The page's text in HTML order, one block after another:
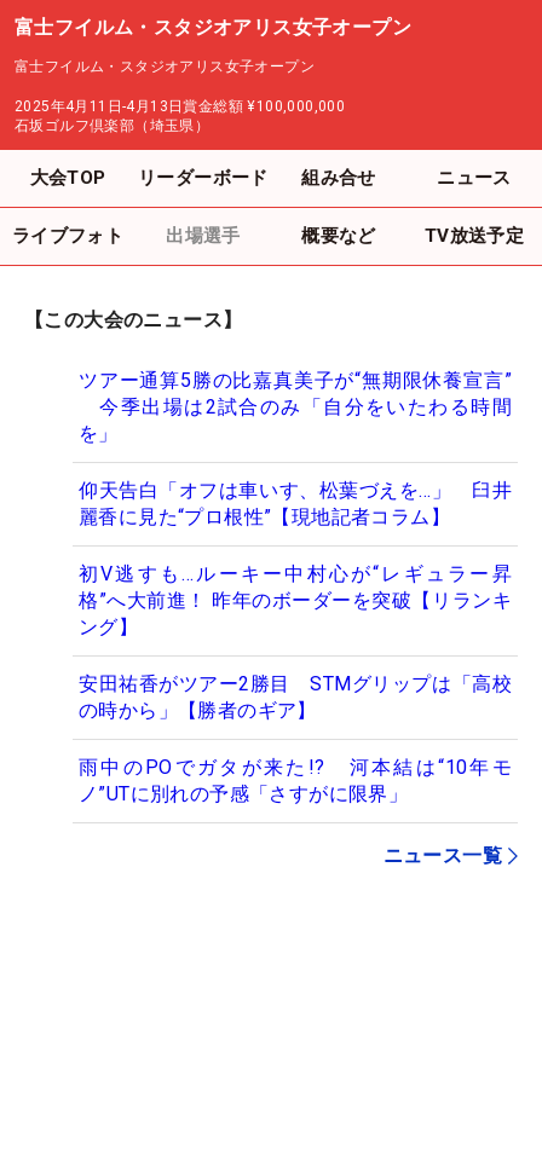
富士フイルム・スタジオアリス女子オープン
富士フイルム・スタジオアリス女子オープン
2025年4月11日-4月13日賞金総額 ¥100,000,000
石坂ゴルフ倶楽部（埼玉県）
大会TOP リーダーボード 組み合せ ニュース
ライブフォト 出場選手 概要など TV放送予定
【この大会のニュース】
ツアー通算5勝の比嘉真美子が“無期限休養宣言”
今季出場は2試合のみ「自分をいたわる時間
を」
仰天告白「オフは車いす、松葉づえを…」 臼井
麗香に見た“プロ根性”【現地記者コラム】
初V逃すも…ルーキー中村心が“レギュラー昇
格”へ大前進！ 昨年のボーダーを突破【リランキ
ング】
安田祐香がツアー2勝目 STMグリップは「高校
の時から」【勝者のギア】
雨中のPOでガタが来た!? 河本結は“10年モ
ノ”UTに別れの予感「さすがに限界」
ニュース一覧